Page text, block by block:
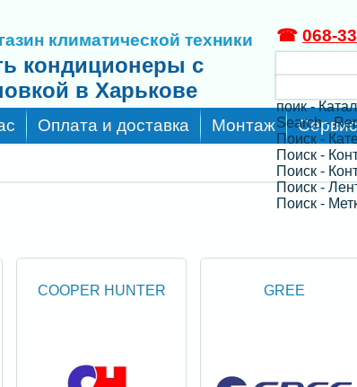
климатической техники
кондиционеры с
в Харькове
поик -
Search -
Поиск -
Поиск -
Поиск -
Поиск -
Поиск -
☎ 068-
Оплата и доставка Монтаж Сервис
COOPER HUNTER GREE